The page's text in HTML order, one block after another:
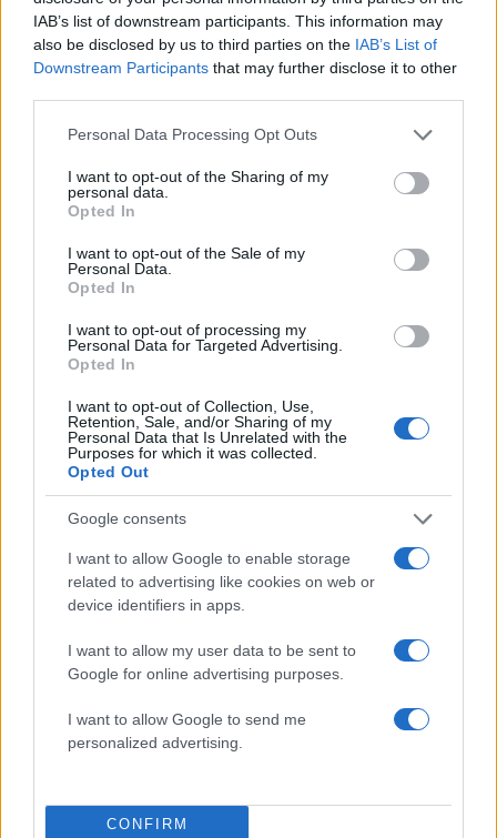
IAB’s list of downstream participants. This information may
also be disclosed by us to third parties on the IAB’s List of
Downstream Participants that may further disclose it to other
Please note that this website/app uses one or more Google
not limited to your visit or usage behaviour. You may click to
grant or deny consent to Google and its third-party tags to
use your data for below specified purposes in below Google
consent section.
Personal Data Processing Opt Outs
I want to opt-out of the Sharing of my
personal data.
Opted In
I want to opt-out of the Sale of my
Personal Data.
Opted In
I want to opt-out of processing my
Personal Data for Targeted Advertising.
Opted In
I want to opt-out of Collection, Use,
Retention, Sale, and/or Sharing of my
Personal Data that Is Unrelated with the
Purposes for which it was collected.
Opted Out
Google consents
I want to allow Google to enable storage
related to advertising like cookies on web or
device identifiers in apps.
I want to allow my user data to be sent to
Google for online advertising purposes.
I want to allow Google to send me
personalized advertising.
CONFIRM
Πέθανε στα 26 της η influencer Sydney Towle
μετά από γενναία μάχη με σπάνια μορφή
07.08.2026
Τζάστιν και Χείλι Μπίμπερ: Βόλτα για σούσι στο
Λος Άντζελες με casual looks αλλά και ένα
«αμήχανο vibe» που δεν πέρασε απαρατήρητο
07.08.2026